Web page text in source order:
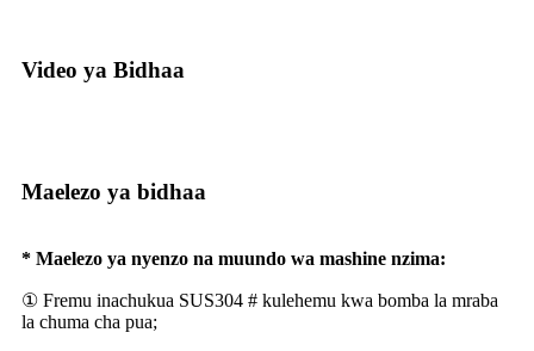
Video ya Bidhaa
Maelezo ya bidhaa
* Maelezo ya nyenzo na muundo wa mashine nzima:
① Fremu inachukua SUS304 # kulehemu kwa bomba la mraba
la chuma cha pua;